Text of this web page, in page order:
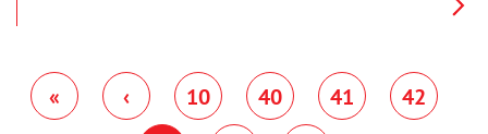
Amsterdammers vinden deze regels overdreven en anderen
beweren juist dat ze bijdragen aan het rustige verloop van het
volksfeest.
« ‹ 10 40 41
42